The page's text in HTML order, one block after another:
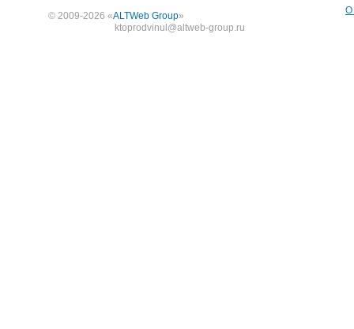
© 2009-2026 «ALTWeb Group»
ktoprodvinul@altweb-group.ru
О